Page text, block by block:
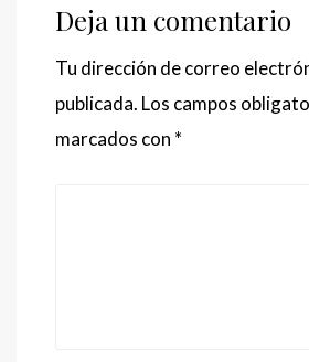
Deja un comentario
Tu dirección de correo
publicada. Los campos
marcados con *